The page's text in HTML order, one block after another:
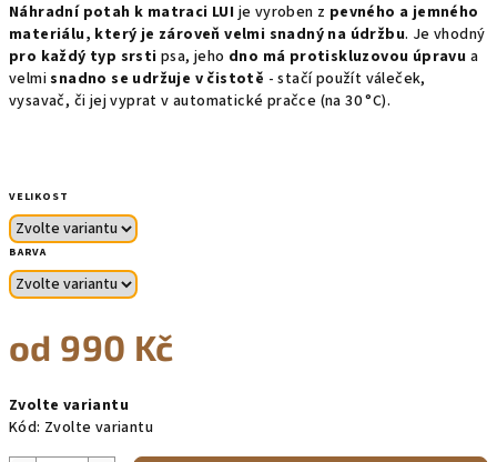
Náhradní potah k matraci LUI je vyroben z pevného a jemného
materiálu, který je zároveň velmi snadný na údržbu. Je vhodný
pro každý typ srsti psa, jeho dno má protiskluzovou úpravu a
velmisnadno se udržuje v čistotě - stačí použít váleček,
vysavač, či jej vyprat v automatické pračce (na 30 °C).
VELIKOST
BARVA
od 990 Kč
cena:
Zvolte variantu
Kód: Zvolte variantu